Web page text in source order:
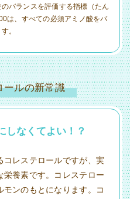
バランスを評価する指標（たん
は、すべての必須アミノ酸をバ
。
ールの新常識
しなくてよい！？
コレステロールですが、実
栄養素です。コレステロー
ンのもとになります。コ